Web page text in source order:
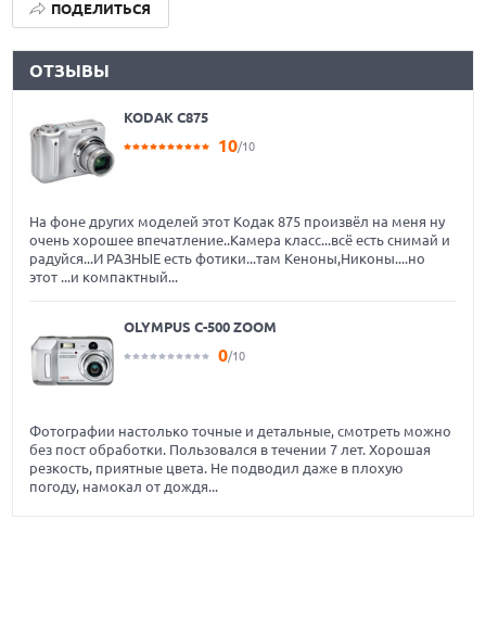
ПОДЕЛИТЬСЯ
ОТЗЫВЫ
KODAK C875
10/10
На фоне других моделей этот Кодак 875 произвёл на меня ну
очень хорошее впечатление..Камера класс...всё есть снимай и
радуйся...И РАЗНЫЕ есть фотики...там Кеноны,Никоны....но
этот ...и компактный...
OLYMPUS C-500 ZOOM
0/10
Фотографии настолько точные и детальные, смотреть можно
без пост обработки. Пользовался в течении 7 лет. Хорошая
резкость, приятные цвета. Не подводил даже в плохую
погоду, намокал от дождя...